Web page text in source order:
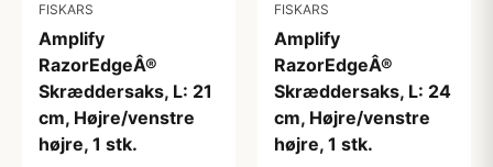
FISKARS
Amplify
RazorEdgeÂ®
Skræddersaks, L: 21
cm, Højre/venstre
højre, 1 stk.
FISKARS
Amplify
RazorEdgeÂ®
Skræddersaks, L: 24
cm, Højre/venstre
højre, 1 stk.